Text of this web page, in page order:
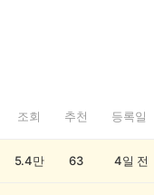
조회 추천 등록일
5.4만 63 4일 전